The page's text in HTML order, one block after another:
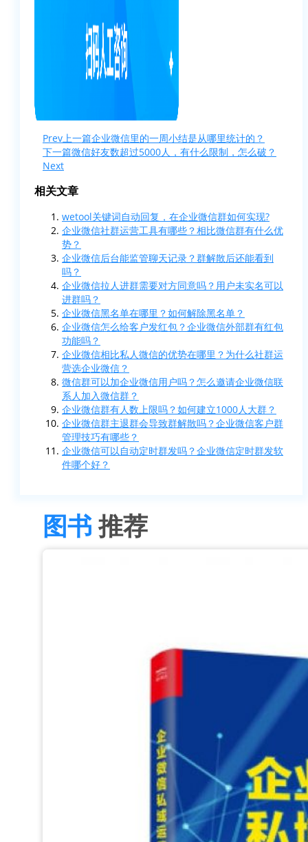
Prev 上一篇企业微信里的一周小结是从哪里统计的？
下一篇微信好友数超过5000人，有什么限制，怎么破？
Next
相关文章
wetool关键词自动回复，在企业微信群如何实现?
企业微信社群运营工具有哪些？相比微信群有什么优
势？
企业微信后台能监管聊天记录？群解散后还能看到
吗？
企业微信拉人进群需要对方同意吗？用户未实名可以
进群吗？
企业微信黑名单在哪里？如何解除黑名单？
企业微信怎么给客户发红包？企业微信外部群有红包
功能吗？
企业微信相比私人微信的优势在哪里？为什么社群运
营选企业微信？
微信群可以加企业微信用户吗？怎么邀请企业微信联
系人加入微信群？
企业微信群有人数上限吗？如何建立1000人大群？
企业微信群主退群会导致群解散吗？企业微信客户群
管理技巧有哪些？
企业微信可以自动定时群发吗？企业微信定时群发软
件哪个好？
图书推荐